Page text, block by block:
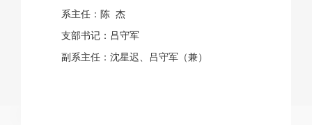
系主任：陈 杰
支部书记：吕守军
副系主任：沈星迟、
吕守军（兼）